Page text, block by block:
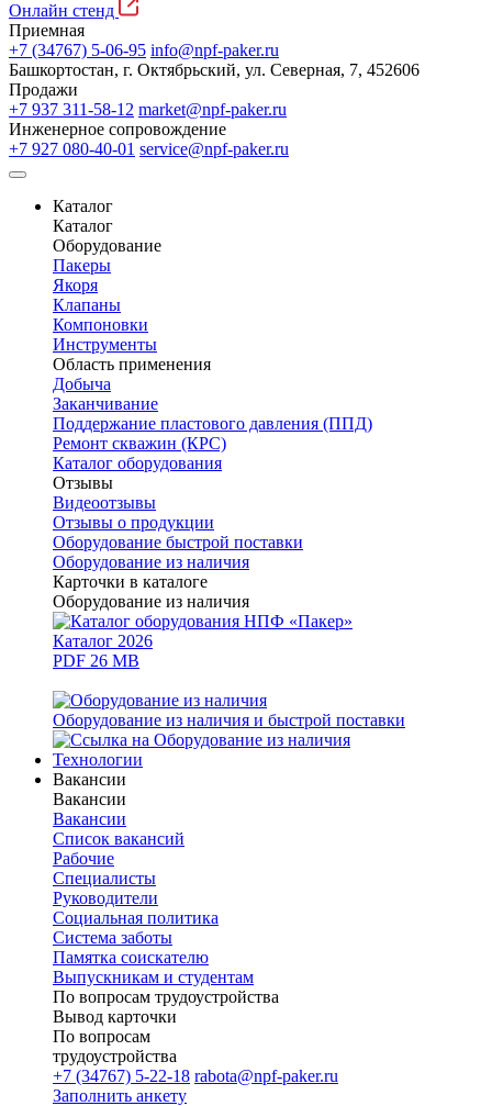
Онлайн стенд
Приемная
+7 (34767) 5-06-95 info@npf-paker.ru
Башкортостан, г. Октябрьский, ул. Северная, 7, 452606
Продажи
+7 937 311-58-12 market@npf-paker.ru
Инженерное сопровождение
+7 927 080-40-01 service@npf-paker.ru
Каталог
Каталог
Оборудование
Пакеры
Якоря
Клапаны
Компоновки
Инструменты
Область применения
Добыча
Заканчивание
Поддержание пластового давления (ППД)
Ремонт скважин (КРС)
Каталог оборудования
Отзывы
Видеоотзывы
Отзывы о продукции
Оборудование быстрой поставки
Оборудование из наличия
Карточки в каталоге
Оборудование из наличия
Каталог 2026
PDF 26 MB
Оборудование из наличия и быстрой поставки
Технологии
Вакансии
Вакансии
Вакансии
Список вакансий
Рабочие
Специалисты
Руководители
Cоциальная политика
Система заботы
Памятка соискателю
Выпускникам и студентам
По вопросам трудоустройства
Вывод карточки
По вопросам
трудоустройства
+7 (34767) 5-22-18 rabota@npf-paker.ru
Заполнить анкету